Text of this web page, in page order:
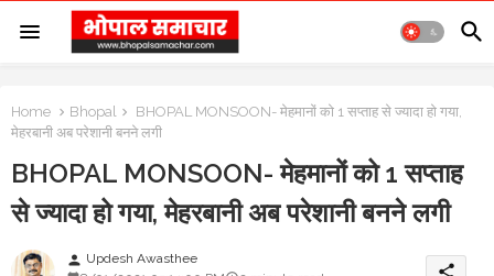
Home Bhopal
BHOPAL MONSOON- मेहमानों को 1 सप्ताह से ज्यादा हो गया,
मेहरबानी अब परेशानी बनने लगी
BHOPAL MONSOON- मेहमानों को 1 सप्ताह
से ज्यादा हो गया, मेहरबानी अब परेशानी बनने लगी
person Updesh Awasthee
share